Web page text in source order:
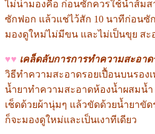
ไม่น่ามองคือ ก่อนซักควรใช้น้ำส้มส
ซักฟอก แล้วแช่ไว้สัก 10 นาทีก่อนซั
มองดูใหม่ไม่มีขน และไม่เป็นขุย ส
♥♥ เคล็ดลับการการทำความสะอาด
วิธีทำความสะอาดรอยเปื้อนบนรอง
น้ำยาทำความสะอาดห้องน้ำผสมน้
เช็ดด้วยผ้านุ่มๆ แล้วขัดด้วยน้ำยาขัด
ก็จะมองดูใหม่และเป็นเงาทีเดียว